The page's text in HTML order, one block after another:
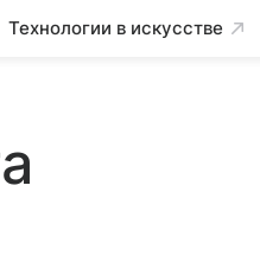
Технологии в искусстве